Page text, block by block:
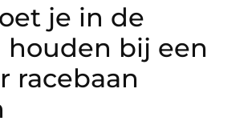
je in de
houden bij een
racebaan